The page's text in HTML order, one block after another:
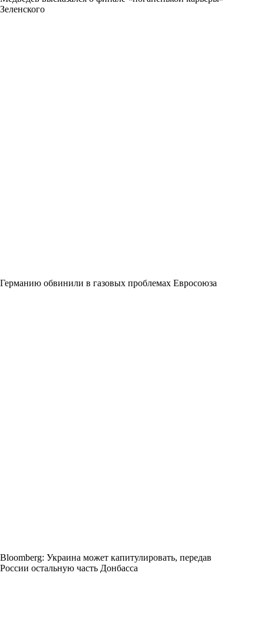
Зеленского
Германию обвинили в газовых проблемах Евросоюза
Bloomberg: Украина может капитулировать, передав
России остальную часть Донбасса